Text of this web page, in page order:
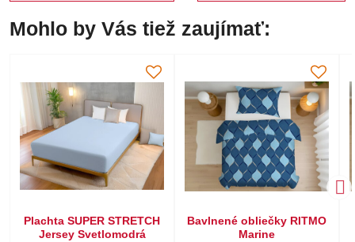
Mohlo by Vás tiež zaujímať:
Plachta SUPER STRETCH
Jersey Svetlomodrá
Bavlnené obliečky RITMO
Marine